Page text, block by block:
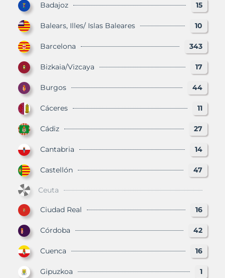
Badajoz 15
Balears, Illes/ Islas Baleares 10
Barcelona 343
Bizkaia/Vizcaya 17
Burgos 44
Cáceres 11
Cádiz 27
Cantabria 14
Castellón 47
Ceuta
Ciudad Real 16
Córdoba 42
Cuenca 16
Gipuzkoa 1